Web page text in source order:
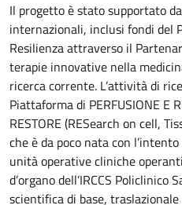
Il progetto è stato supportato
internazionali, inclusi fondi del
Resilienza attraverso il
terapie innovative nella
ricerca corrente. L’attività di
Piattaforma di PERFUSIONE E
RESTORE (RESearch on cell,
che è da poco nata con
unità operative cliniche
d’organo dell’IRCCS Policlinico
scientifica di base,